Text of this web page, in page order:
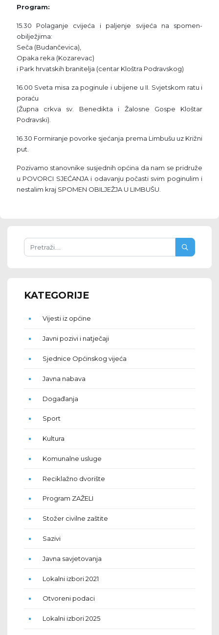
Program:
15.30 Polaganje cvijeća i paljenje svijeća na spomen-
obilježjima:
Seča (Budančevica),
Opaka reka (Kozarevac)
i Park hrvatskih branitelja (centar Kloštra Podravskog)
16.00 Sveta misa za poginule i ubijene u II. Svjetskom ratu i
poraću
(Župna crkva sv. Benedikta i Žalosne Gospe Kloštar
Podravski).
16.30 Formiranje povorke sjećanja prema Limbušu uz Križni
put.
Pozivamo stanovnike susjednih općina da nam se pridruže
u POVORCI SJEĆANJA i odavanju počasti svim poginulim i
nestalim kraj SPOMEN OBILJEŽJA U LIMBUŠU.
KATEGORIJE
Vijesti iz općine
Javni pozivi i natječaji
Sjednice Općinskog vijeća
Javna nabava
Događanja
Sport
Kultura
Komunalne usluge
Reciklažno dvorište
Program ZAŽELI
Stožer civilne zaštite
Sazivi
Javna savjetovanja
Lokalni izbori 2021
Otvoreni podaci
Lokalni izbori 2025